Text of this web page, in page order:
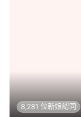
8,281 位新娘認同